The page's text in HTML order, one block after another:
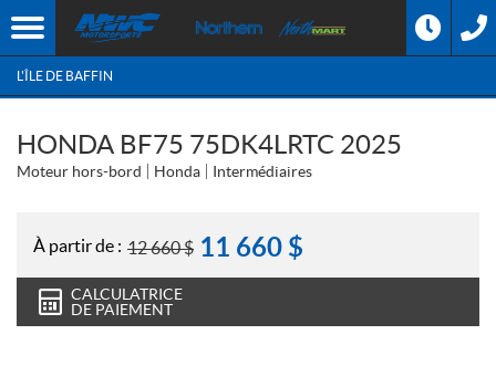
L'ÎLE DE BAFFIN
HONDA BF75 75DK4LRTC 2025
Moteur hors-bord Honda Intermédiaires
À partir de : 12 660$ 11 660 $
CALCULATRICE
DE PAIEMENT